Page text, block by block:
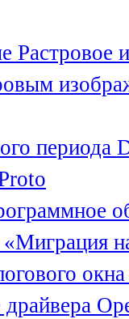
Растровое
периода